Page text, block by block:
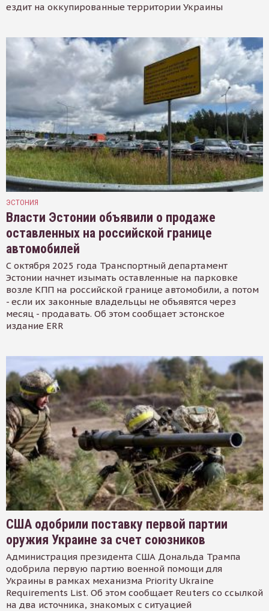
ездит на оккупированные территории Украины
ЭСТОНИЯ
Власти Эстонии объявили о продаже
оставленных на российской границе
автомобилей
С октября 2025 года Транспортный департамент
Эстонии начнет изымать оставленные на парковке
возле КПП на российской границе автомобили, а потом
- если их законные владельцы не объявятся через
месяц - продавать. Об этом сообщает эстонское
издание ERR
США одобрили поставку первой партии
оружия Украине за счет союзников
Администрация президента США Дональда Трампа
одобрила первую партию военной помощи для
Украины в рамках механизма Priority Ukraine
Requirements List. Об этом сообщает Reuters со ссылкой
на два источника, знакомых с ситуацией